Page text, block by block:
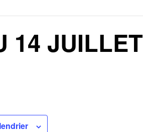
14 JUILLET